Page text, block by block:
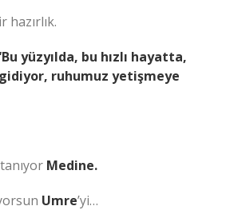
hazırlık.
yüzyılda, bu hızlı hayatta,
ruhumuz yetişmeye
Medine.
Umre’yi…